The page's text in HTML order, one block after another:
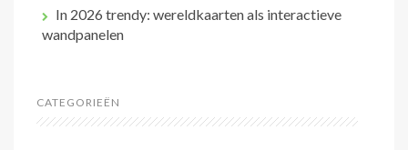
In 2026 trendy: wereldkaarten als interactieve
wandpanelen
CATEGORIEËN